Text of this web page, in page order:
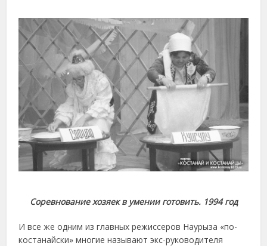
Соревнование хозяек в умении готовить. 1994 год
И все же одним из главных режиссеров Наурыза «по-
костанайски» многие называют экс-руководителя